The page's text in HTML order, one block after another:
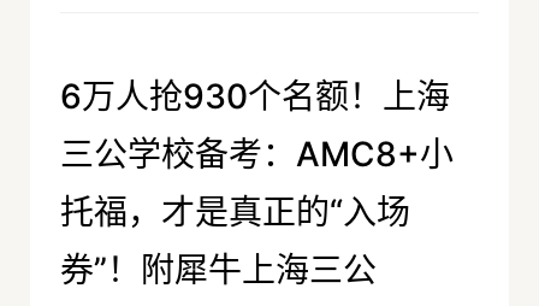
6万人抢930个名额！上海
三公学校备考：AMC8+小
托福，才是真正的“入场
券”！附犀牛上海三公